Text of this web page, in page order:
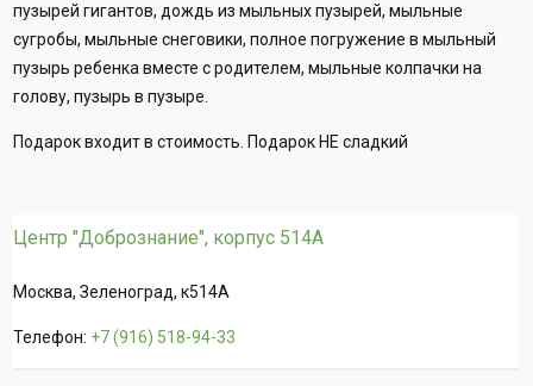
пузырей гигантов, дождь из мыльных пузырей, мыльные
сугробы, мыльные снеговики, полное погружение в мыльный
пузырь ребенка вместе с родителем, мыльные колпачки на
голову, пузырь в пузыре.
Подарок входит в стоимость. Подарок НЕ сладкий
Центр "Добрознание", корпус 514А
Москва, Зеленоград, к514А
Телефон: +7 (916) 518-94-33